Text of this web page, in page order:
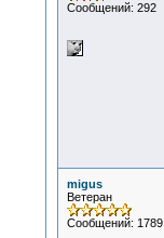
Сообщений: 292
migus
Ветеран
Сообщений: 1789